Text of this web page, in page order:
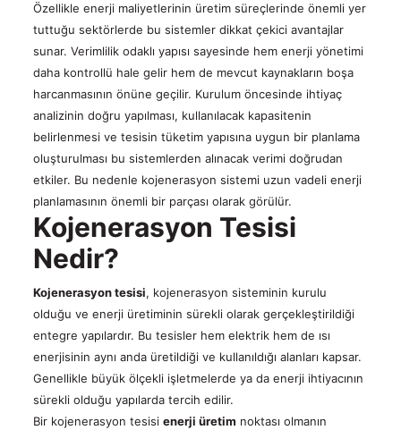
Özellikle enerji maliyetlerinin üretim süreçlerinde önemli yer
tuttuğu sektörlerde bu sistemler dikkat çekici avantajlar
sunar. Verimlilik odaklı yapısı sayesinde hem enerji yönetimi
daha kontrollü hale gelir hem de mevcut kaynakların boşa
harcanmasının önüne geçilir. Kurulum öncesinde ihtiyaç
analizinin doğru yapılması, kullanılacak kapasitenin
belirlenmesi ve tesisin tüketim yapısına uygun bir planlama
oluşturulması bu sistemlerden alınacak verimi doğrudan
etkiler. Bu nedenle kojenerasyon sistemi uzun vadeli enerji
planlamasının önemli bir parçası olarak görülür.
Kojenerasyon Tesisi
Nedir?
Kojenerasyon tesisi, kojenerasyon sisteminin kurulu
olduğu ve enerji üretiminin sürekli olarak gerçekleştirildiği
entegre yapılardır. Bu tesisler hem elektrik hem de ısı
enerjisinin aynı anda üretildiği ve kullanıldığı alanları kapsar.
Genellikle büyük ölçekli işletmelerde ya da enerji ihtiyacının
sürekli olduğu yapılarda tercih edilir.
Bir kojenerasyon tesisienerji üretim noktası olmanın